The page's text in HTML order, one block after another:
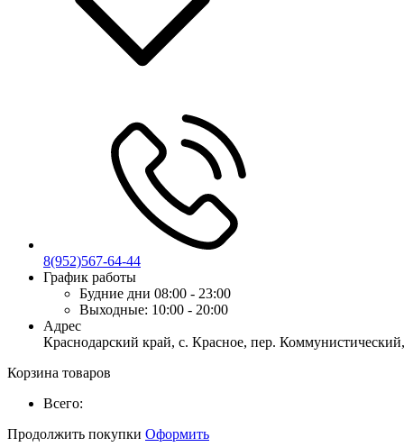
8(952)567-64-44
График работы
Будние дни 08:00 - 23:00
Выходные: 10:00 - 20:00
Адрес
Краснодарский край, с. Красное, пер.
Корзина товаров
Всего:
Продолжить покупки Оформить